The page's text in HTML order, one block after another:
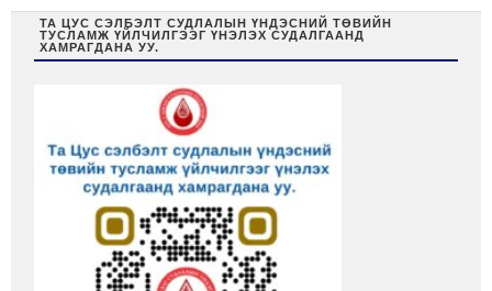
ТА ЦУС СЭЛБЭЛТ СУДЛАЛЫН ҮНДЭСНИЙ ТӨВИЙН
ТУСЛАМЖ ҮЙЛЧИЛГЭЭГ ҮНЭЛЭХ СУДАЛГААНД
ХАМРАГДАНА УУ.